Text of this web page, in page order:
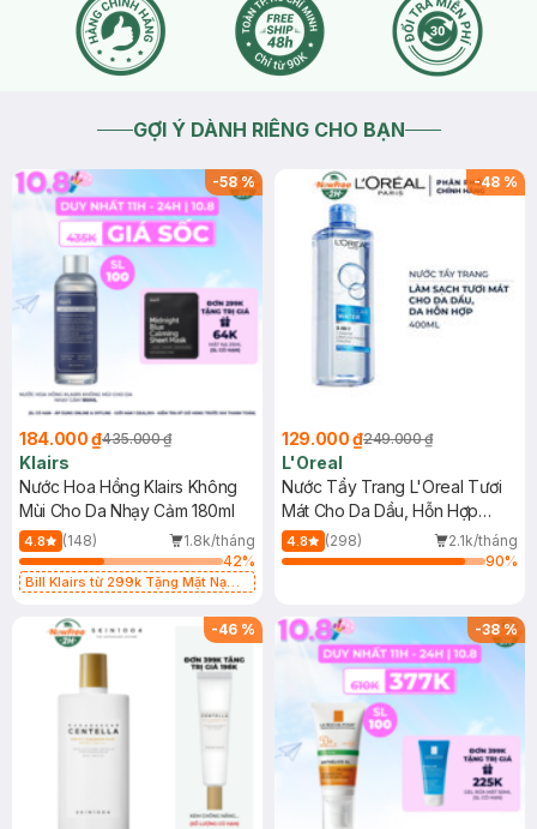
GỢI Ý DÀNH RIÊNG CHO BẠN
-58%
184.000 ₫435.000 ₫
Klairs
Nước Hoa Hồng Klairs Không
Mùi Cho Da Nhạy Cảm 180ml
4.8 (148)
1.8k/tháng
42%
Bill Klairs từ 299k Tặng Mặt Nạ
25ml (SL Có Hạn)
-48 %
129.000 ₫249.000 ₫
L'Oreal
Nước Tẩy Trang L'Oreal Tươi
Mát Cho Da Dầu, Hỗn Hợp
400ml
4.8 (298)
2.1k/tháng
90%
-46 % -38%